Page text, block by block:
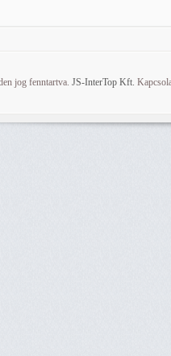
jog fenntartva. JS-InterTop Kft.